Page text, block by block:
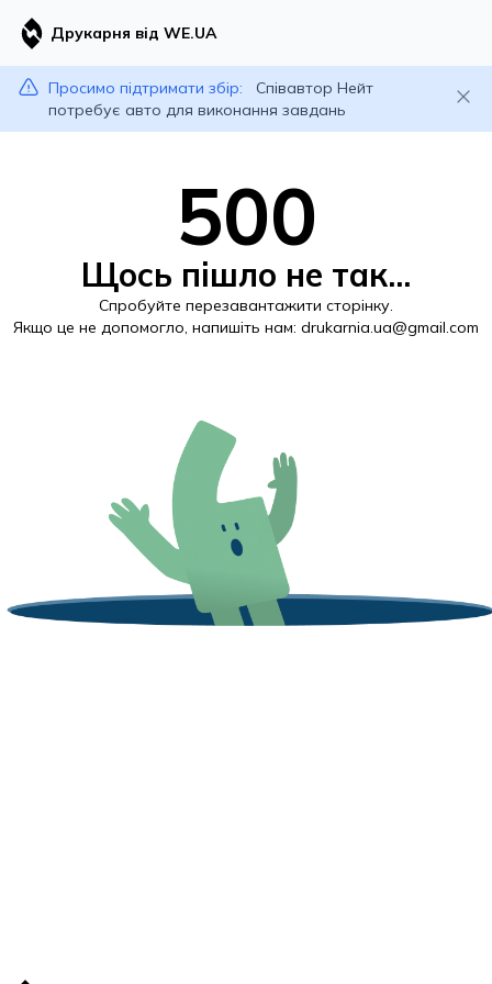
Друкарня від WE.UA
Просимо підтримати збір:
Співавтор Нейт
потребує авто для виконання завдань
500
Щось пішло не так...
Спробуйте перезавантажити сторінку.
Якщо це не допомогло, напишіть нам: drukarnia.ua@gmail.com